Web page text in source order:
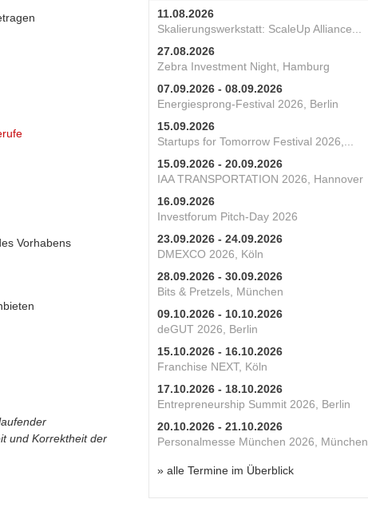
11.08.2026
Skalierungswerkstatt: ScaleUp Alliance...
27.08.2026
Zebra Investment Night, Hamburg
07.09.2026 - 08.09.2026
Energiesprong-Festival 2026, Berlin
15.09.2026
Startups for Tomorrow Festival 2026,...
15.09.2026 - 20.09.2026
IAA TRANSPORTATION 2026, Hannover
16.09.2026
Investforum Pitch-Day 2026
23.09.2026 - 24.09.2026
DMEXCO 2026, Köln
28.09.2026 - 30.09.2026
Bits & Pretzels, München
09.10.2026 - 10.10.2026
deGUT 2026, Berlin
15.10.2026 - 16.10.2026
Franchise NEXT, Köln
17.10.2026 - 18.10.2026
Entrepreneurship Summit 2026, Berlin
20.10.2026 - 21.10.2026
Personalmesse München 2026, München
» alle Termine im Überblick
Vorhabens
und Korrektheit der